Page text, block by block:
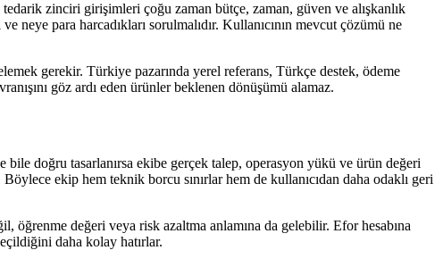
tedarik zinciri girişimleri çoğu zaman bütçe, zaman, güven ve alışkanlık
neye para harcadıkları sorulmalıdır. Kullanıcının mevcut çözümü ne
gerekir. Türkiye pazarında yerel referans, Türkçe destek, ödeme
göz ardı eden ürünler beklenen dönüşümü alamaz.
doğru tasarlanırsa ekibe gerçek talep, operasyon yükü ve ürün değeri
ekip hem teknik borcu sınırlar hem de kullanıcıdan daha odaklı geri
değeri veya risk azaltma anlamına da gelebilir. Efor hesabına
daha kolay hatırlar.